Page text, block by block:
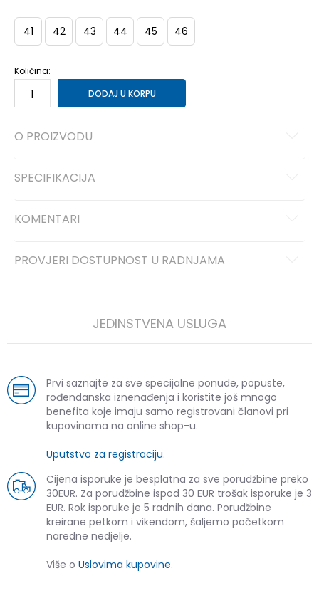
41 42 43 44 45 46
Količina:
DODAJ U KORPU
O PROIZVODU
SPECIFIKACIJA
KOMENTARI
PROVJERI DOSTUPNOST U RADNJAMA
JEDINSTVENA USLUGA
Prvi saznajte za sve specijalne ponude, popuste,
rođendanska iznenađenja i koristite još mnogo
benefita koje imaju samo registrovani članovi pri
kupovinama na online shop-u.
Uputstvo za registraciju.
Cijena isporuke je besplatna za sve porudžbine preko
30EUR. Za porudžbine ispod 30 EUR trošak isporuke je 3
EUR. Rok isporuke je 5 radnih dana. Porudžbine
kreirane petkom i vikendom, šaljemo početkom
naredne nedjelje.
Više o Uslovima kupovine.